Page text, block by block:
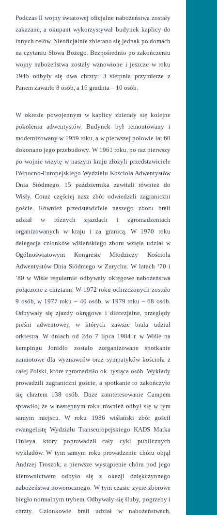
Podczas II wojny światowej oficjalne nabożeństwa zostały
zakazane, a okupant wykorzystywał budynek kaplicy do
innych celów. Nieoficjalnie zbierano się jednak po domach
na czytaniu Słowa Bożego. Bezpośrednio po zakończeniu
wojny nabożeństwa zostały wznowione i jeszcze w roku
1945 odbyły się dwa chrzty: 3 sierpnia przymierze z
Panem zawarło 8 osób, a 16 grudnia – 10 osób.
W okresie powojennym w kaplicy zbierały się kolejne
pokolenia adwentystów. Budynek był remontowany i
modernizowany w 1959 roku, a w pierwszej połowie lat 60
dokonano jego przebudowy. W 1961 roku, po raz pierwszy
po wojnie wizytę w naszym kraju złożyli przedstawiciele
Północno-Europejskiego Wydziału Kościoła Adwentystów
Dnia Siódmego. 15 października zawitali również do
Wisły. Coraz częściej nasz zbór odwiedzali zagraniczni
goście. Również przedstawiciele naszego zboru brali
udział w różnych zjazdach i zgromadzeniach
organizowanych w kraju i za granicą. W 1970 roku
delegacja członków wiślańskiego zboru wzięła udział w
Ogólnoświatowym Kongresie Młodzieży Kościoła
Adwentystów Dnia Siódmego w Zurychu. W latach ‘70 i
‘80 w Wiśle regularnie odbywały okręgowe nabożeństwa
połączone z chrztami. W 1972 roku ochrzczonych zostało
9 osób, w 1977 roku – 40 osób, w 1979 roku – 68 osób.
Odbywały się zjazdy okręgowe i diecezjalne, przeglądy
pieśni adwentowej, w których zawsze brała udział
orkiestra. W dniach od 2do 7 lipca 1984 r. w Wiśle na
kempingu Jonidło zostało zorganizowane spotkanie
namiotowe dla wyznawców oraz sympatyków kościoła z
całej Polski, które zgromadziło ok. tysiąca osób. Wykłady
prowadzili zagraniczni goście, a spotkanie to zakończyło
się chrztem 138 osób. Duże zainteresowanie Campem
sprawiło, że w następnym roku również odbył się w tym
samym miejscu. W roku 1986 wiślański zbór gościł
ewangelistę Wydziału Transeuropejskiego KADS Marka
Finleya, który poprowadził cały cykl publicznych
wykładów. W tym samym roku prowadzenie chóru objął
Andrzej Troszok, a pierwsze wystąpienie chóru pod jego
kierownictwem odbyło się z okazji dziękczynnego
nabożeństwa noworocznego. W tym czasie życie zborowe
biegło normalnym trybem. Odbywały się śluby, pogrzeby i
chrzty. Członkowie brali udział w nabożeństwach,